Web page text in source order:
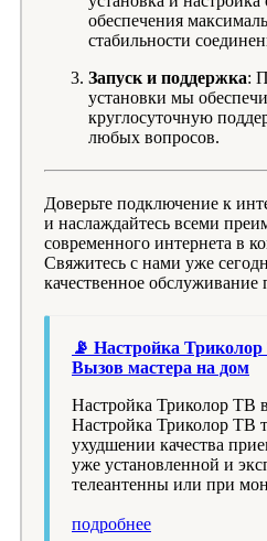
обеспечения
стабильности
Запуск и поддержка:
установки мы
круглосуточную
любых вопросов.
Доверьте подключение к
и наслаждайтесь всеми
современного интернета в
Свяжитесь с нами уже
качественное
📡 Настройка
Вызов мастера на дом
Настройка Триколор ТВ
Настройка Триколор ТВ
ухудшении качества
уже установленной и
телеантенны или при
подробнее